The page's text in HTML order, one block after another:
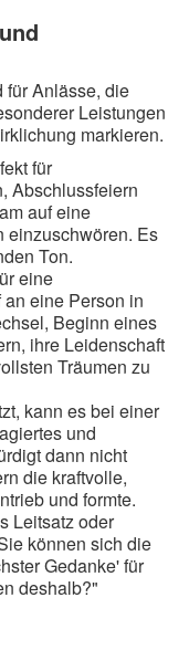
für Anlässe, die
Leistungen
markieren.
für
Abschlussfeiern
auf eine
einzuschwören. Es
Ton.
eine
eine Person in
Beginn eines
ihre Leidenschaft
Träumen zu
kann es bei einer
und
dann nicht
die kraftvolle,
und formte.
Leitsatz oder
können sich die
Gedanke' für
deshalb?"